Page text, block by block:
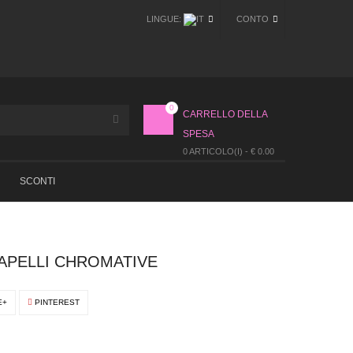
CONTO
LINGUE:
CARRELLO DELLA
SPESA
0 ARTICOLO(I) - € 0.00
0
SCONTI
CHROMATIVE
PINTEREST